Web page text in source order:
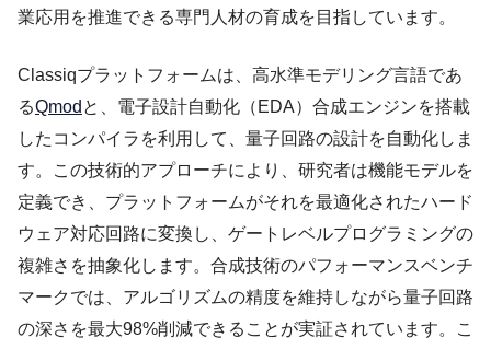
業応用を推進できる専門人材の育成を目指しています。
Classiqプラットフォームは、高水準モデリング言語であ
るQmod と、電子設計自動化（EDA）合成エンジンを搭載
したコンパイラを利用して、量子回路の設計を自動化しま
す。この技術的アプローチにより、研究者は機能モデルを
定義でき、プラットフォームがそれを最適化されたハード
ウェア対応回路に変換し、ゲートレベルプログラミングの
複雑さを抽象化します。合成技術のパフォーマンスベンチ
マークでは、アルゴリズムの精度を維持しながら量子回路
の深さを最大98%削減できることが実証されています。こ